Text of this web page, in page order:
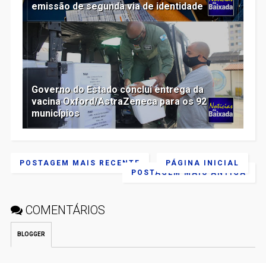
emissão de segunda via de identidade
Governo do Estado conclui entrega da
vacina Oxford/AstraZeneca para os 92
municípios
POSTAGEM MAIS RECENTE
POSTAGEM MAIS ANTIGA
PÁGINA INICIAL
COMENTÁRIOS
BLOGGER